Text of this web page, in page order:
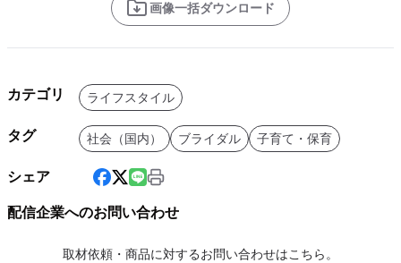
画像一括ダウンロード
カテゴリ ライフスタイル
タグ 社会（国内） ブライダル 子育て・保育
シェア
配信企業へのお問い合わせ
取材依頼・商品に対するお問い合わせはこちら。